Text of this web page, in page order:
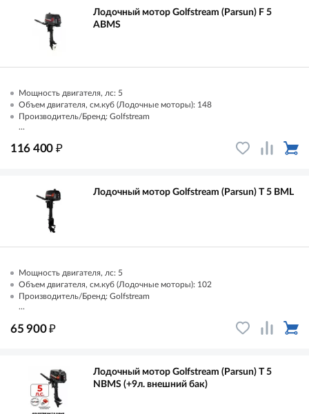
Лодочный мотор Golfstream (Parsun) F 5
AВМS
Мощность двигателя, лс: 5
Объем двигателя, см.куб (Лодочные моторы): 148
Производитель/Бренд: Golfstream
...
116 400 ₽
Лодочный мотор Golfstream (Parsun) T 5 BML
Мощность двигателя, лс: 5
Объем двигателя, см.куб (Лодочные моторы): 102
Производитель/Бренд: Golfstream
...
65 900₽
Лодочный мотор Golfstream (Parsun) T 5
NBMS (+9л. внешний бак)